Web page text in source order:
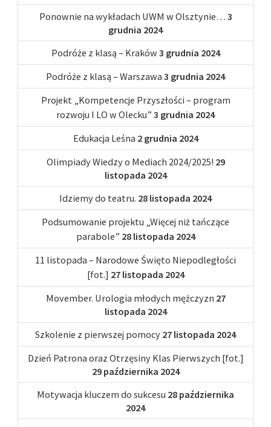
Ponownie na wykładach UWM w Olsztynie… 3
grudnia 2024
Podróże z klasą – Kraków 3 grudnia 2024
Podróże z klasą – Warszawa 3 grudnia 2024
Projekt „Kompetencje Przyszłości – program
rozwoju I LO w Olecku” 3 grudnia 2024
Edukacja Leśna 2 grudnia 2024
Olimpiady Wiedzy o Mediach 2024/2025! 29
listopada 2024
Idziemy do teatru. 28 listopada 2024
Podsumowanie projektu „Więcej niż tańczące
parabole” 28 listopada 2024
11 listopada – Narodowe Święto Niepodległości
[fot.] 27 listopada 2024
Movember. Urologia młodych mężczyzn 27
listopada 2024
Szkolenie z pierwszej pomocy 27 listopada 2024
Dzień Patrona oraz Otrzęsiny Klas Pierwszych [fot.]
29 października 2024
Motywacja kluczem do sukcesu 28 października
2024